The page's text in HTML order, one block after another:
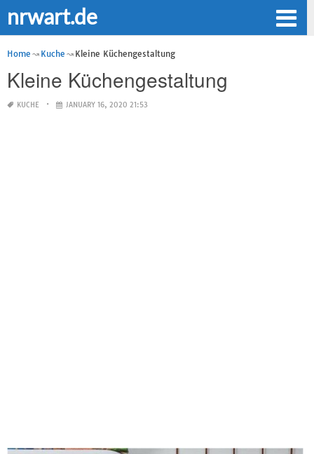
nrwart.de
Home Kuche Kleine Küchengestaltung
Kleine Küchengestaltung
KUCHE JANUARY 16, 2020 21:53